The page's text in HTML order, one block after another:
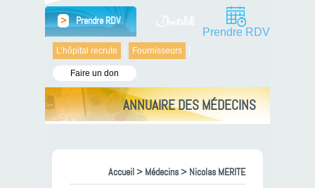
L’hôpital recrute Fournisseurs
Faire un don
> Prendre RDV
Prendre RDV
ANNUAIRE DES MÉDECINS
Accueil> Médecins> Nicolas MERITE